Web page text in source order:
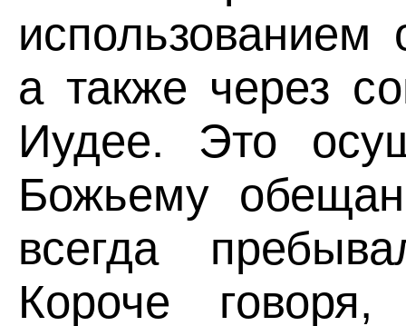
а также через
Иудее. Это
Божьему
всегда
Короче